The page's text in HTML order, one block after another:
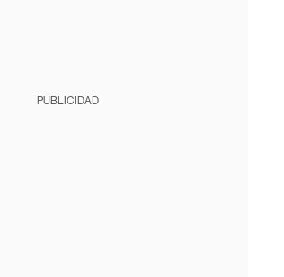
PUBLICIDAD